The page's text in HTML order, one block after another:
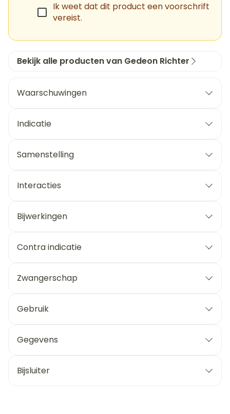
Ik weet dat dit product een voorschrift
vereist.
Bekijk alle producten van Gedeon Richter
Waarschuwingen
Indicatie
Samenstelling
Interacties
Bijwerkingen
Contra indicatie
Zwangerschap
Gebruik
Gegevens
Bijsluiter